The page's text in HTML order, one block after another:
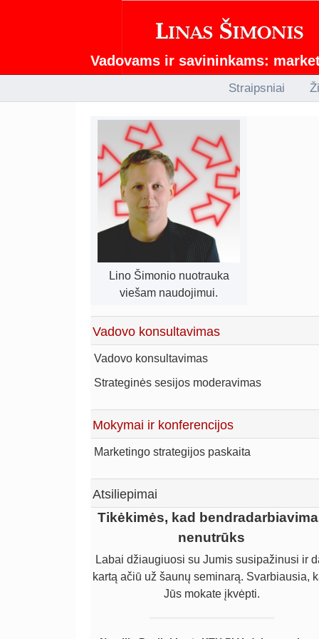
Vadovams ir savininkams:
Straipsniai
Lino Šimonio nuotrauka
viešam naudojimui.
Vadovo konsultavimas
Vadovo konsultavimas
Strateginės sesijos moderavimas
Mokymai ir konferencijos
Marketingo strategijos paskaita
Atsiliepimai
Tikėkimės, kad
nenutrūks
Labai džiaugiuosi su Jumis susipažinusi ir
kartą ačiū už šaunų seminarą. Svarbiausia,
Jūs mokate įkvėpti.
Gaila, kad per vėlai pradėjome
su Linu Šimoniu
Gaila, kad per vėlai pradėjome dirbti su
Šimoniu. Kol dirbome patys, uždirbome
mažiau, negu būtume uždirbę su jo